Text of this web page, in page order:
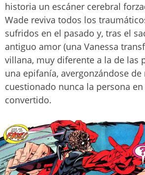
historia un escáner cerebral
Wade reviva todos los
sufridos en el pasado y, tras el
antiguo amor (una Vanessa
villana, muy diferente a la de las
una epifanía, avergonzándose
cuestionado nunca la persona
convertido.